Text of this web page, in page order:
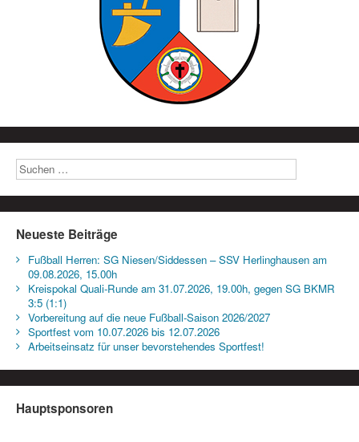
Neueste Beiträge
Fußball Herren: SG Niesen/Siddessen – SSV Herlinghausen am
09.08.2026, 15.00h
Kreispokal Quali-Runde am 31.07.2026, 19.00h, gegen SG BKMR
3:5 (1:1)
Vorbereitung auf die neue Fußball-Saison 2026/2027
Sportfest vom 10.07.2026 bis 12.07.2026
Arbeitseinsatz für unser bevorstehendes Sportfest!
Hauptsponsoren